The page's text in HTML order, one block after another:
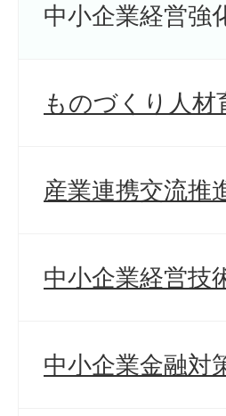
中小企業経営強
ものづくり人材
産業連携交流推
中小企業経営技
中小企業金融対